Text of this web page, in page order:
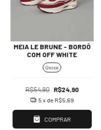
MEIA LE BRUNE - BORDÔ
COM OFF WHITE
Único
R$54,90 R$24,90
5x de R$5,69
COMPRAR